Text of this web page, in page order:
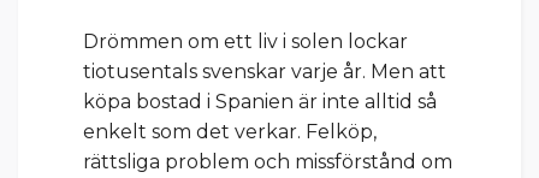
Drömmen om ett liv i solen lockar
tiotusentals svenskar varje år. Men att
köpa bostad i Spanien är inte alltid så
enkelt som det verkar. Felköp,
rättsliga problem och missförstånd om